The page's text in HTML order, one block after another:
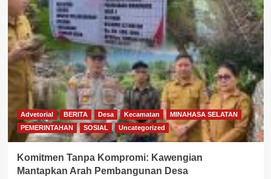
Advetorial BERITA Desa Kecamatan
MINAHASA SELATAN
PEMERINTAHAN
SOSIAL Uncategorized
Komitmen Tanpa Kompromi: Kawengian
Mantapkan Arah Pembangunan Desa